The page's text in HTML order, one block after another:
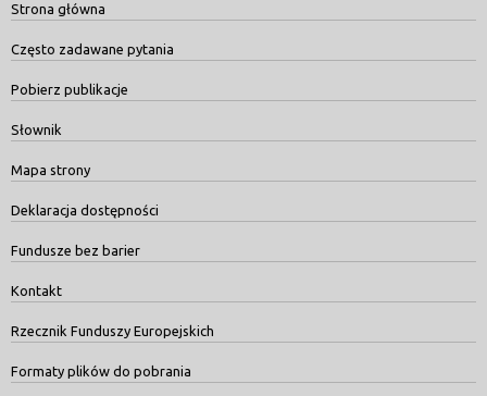
Strona główna
Często zadawane pytania
Pobierz publikacje
Słownik
Mapa strony
Deklaracja dostępności
Fundusze bez barier
Kontakt
Rzecznik Funduszy Europejskich
Formaty plików do pobrania